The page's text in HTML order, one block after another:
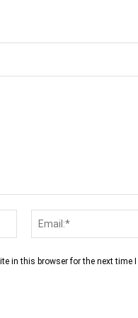
in this browser for the next time